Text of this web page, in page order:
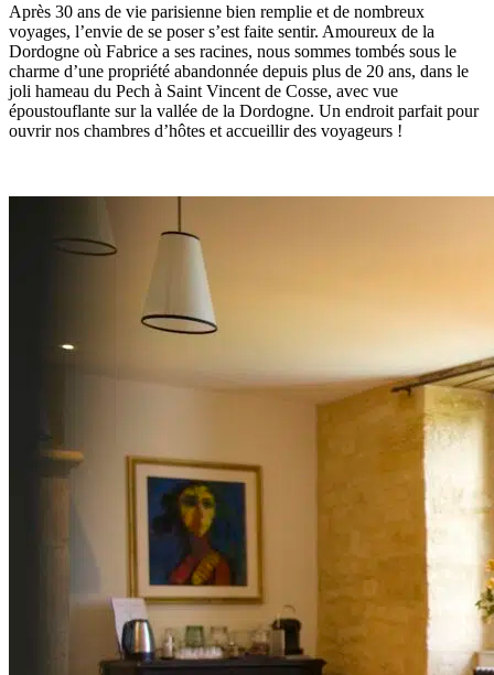
Après 30 ans de vie parisienne bien remplie et de nombreux
voyages, l’envie de se poser s’est faite sentir. Amoureux de la
Dordogne où Fabrice a ses racines, nous sommes tombés sous le
charme d’une propriété abandonnée depuis plus de 20 ans, dans le
joli hameau du Pech à Saint Vincent de Cosse, avec vue
époustouflante sur la vallée de la Dordogne. Un endroit parfait pour
ouvrir nos chambres d’hôtes et accueillir des voyageurs !